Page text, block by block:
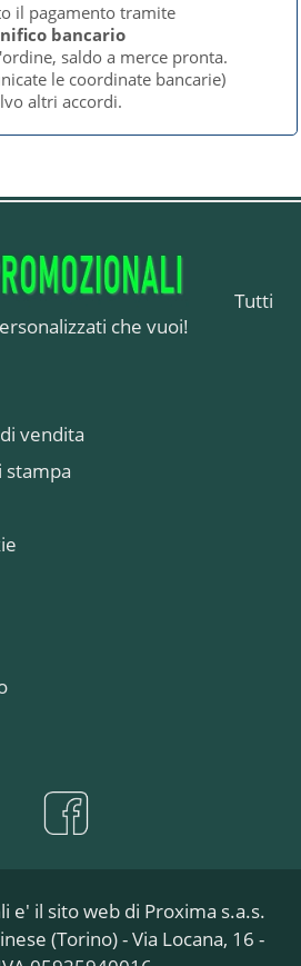
il pagamento tramite
bancario
saldo a merce pronta.
le coordinate bancarie)
altri accordi.
Tutti
che vuoi!
vendita
stampa
e' il sito web di Proxima s.a.s.
(Torino) - Via Locana, 16 -